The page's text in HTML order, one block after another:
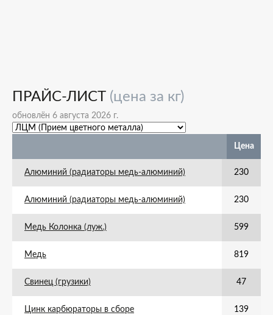
ПРАЙС-ЛИСТ (цена за кг)
обновлён 6 августа 2026 г.
Цена
Алюминий (радиаторы медь-алюминий) 230
Алюминий (радиаторы медь-алюминий) 230
Медь Колонка (луж.) 599
Медь 819
Свинец (грузики) 47
Цинк карбюраторы в сборе 139